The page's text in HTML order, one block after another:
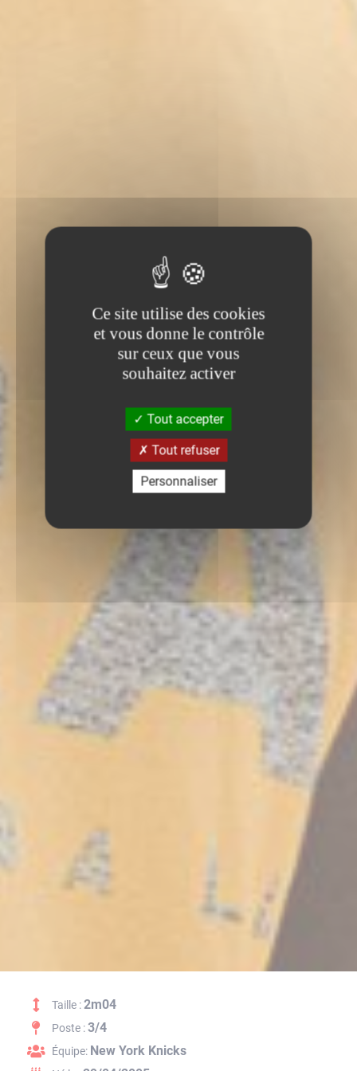
Taille :2m04
Poste :3/4
Équipe: New York Knicks
Ce site utilise des cookies
et vous donne le contrôle
sur ceux que vous
souhaitez activer
Tout accepter
Tout refuser
Personnaliser